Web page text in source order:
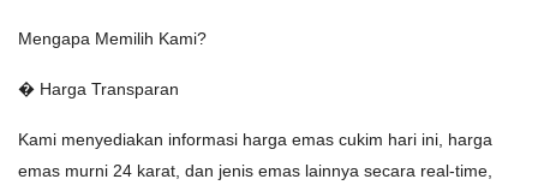
Mengapa Memilih Kami?
� Harga Transparan
Kami menyediakan informasi harga emas cukim hari ini, harga
emas murni 24 karat, dan jenis emas lainnya secara real-time,